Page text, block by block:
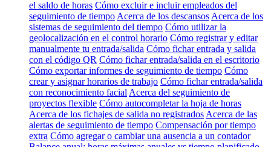
el saldo de horas Cómo excluir e incluir empleados del
seguimiento de tiempo Acerca de los descansos Acerca de los
sistemas de seguimiento del tiempo Cómo utilizar la
geolocalización en el control horario Cómo registrar y editar
manualmente tu entrada/salida Cómo fichar entrada y salida
con el código QR Cómo fichar entrada/salida en el escritorio
Cómo exportar informes de seguimiento de tiempo Cómo
crear y asignar horarios de trabajo Cómo fichar entrada/salida
con reconocimiento facial Acerca del seguimiento de
proyectos flexible Cómo autocompletar la hoja de horas
Acerca de los fichajes de salida no registrados Acerca de las
alertas de seguimiento de tiempo Compensación por tiempo
extra Cómo agregar o cambiar una ausencia a un contador